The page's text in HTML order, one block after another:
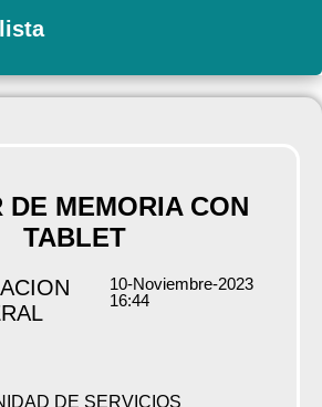
DE MEMORIA CON
TABLET
10-Noviembre-2023
16:44
DE SERVICIOS